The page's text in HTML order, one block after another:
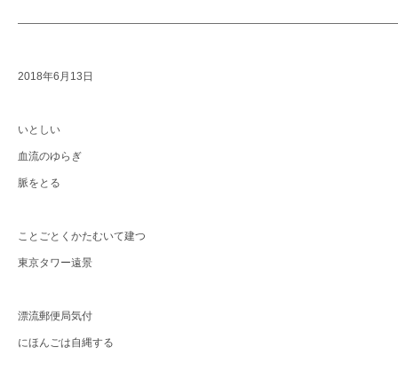
2018年6月13日
いとしい
血流のゆらぎ
脈をとる
ことごとくかたむいて建つ
東京タワー遠景
漂流郵便局気付
にほんごは自縄する